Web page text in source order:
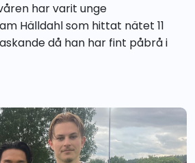
har varit unge
Hälldahl som hittat nätet 11
då han har fint påbrå i